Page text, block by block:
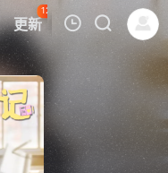
更新
126
热榜 APP